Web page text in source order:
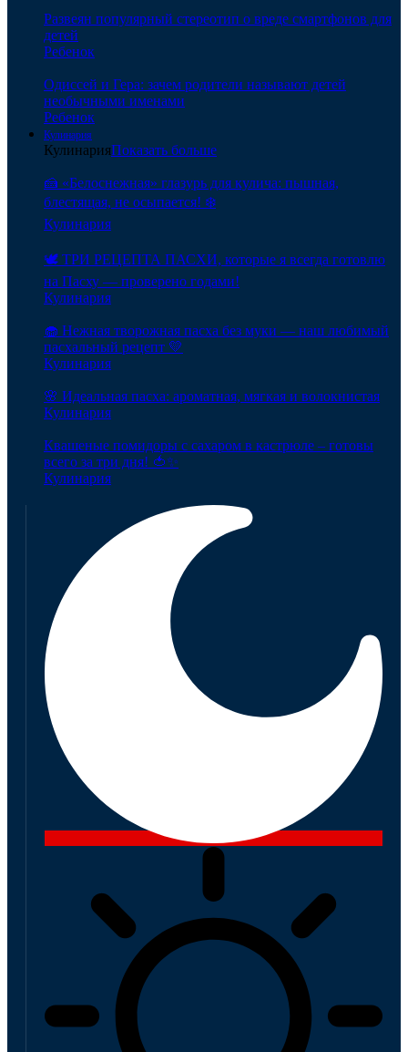
Развеян популярный стереотип о вреде смартфонов для
детей
Ребенок
Одиссей и Гера: зачем родители называют детей
необычными именами
Ребенок
Кулинария
КулинарияПоказать больше
🍰 «Белоснежная» глазурь для кулича: пышная,
блестящая, не осыпается! ❄️
Кулинария
🕊️ ТРИ РЕЦЕПТА ПАСХИ, которые я всегда готовлю
на Пасху — проверено годами!
Кулинария
🧁 Нежная творожная пасха без муки — наш любимый
пасхальный рецепт 💛
Кулинария
🌸 Идеальная пасха: ароматная, мягкая и волокнистая
Кулинария
Квашеные помидоры с сахаром в кастрюле – готовы
всего за три дня! 🍅✨
Кулинария